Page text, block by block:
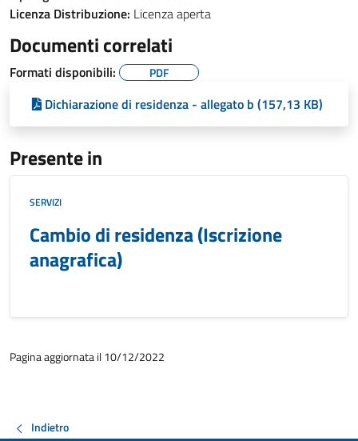
Licenza Distribuzione: Licenza aperta
Documenti correlati
Formati disponibili: PDF
Dichiarazione di residenza - allegato b (157,13 KB)
Presente in
SERVIZI
Cambio di residenza (Iscrizione
anagrafica)
Pagina aggiornata il 10/12/2022
Indietro